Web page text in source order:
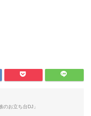
のお立ち台DJ」